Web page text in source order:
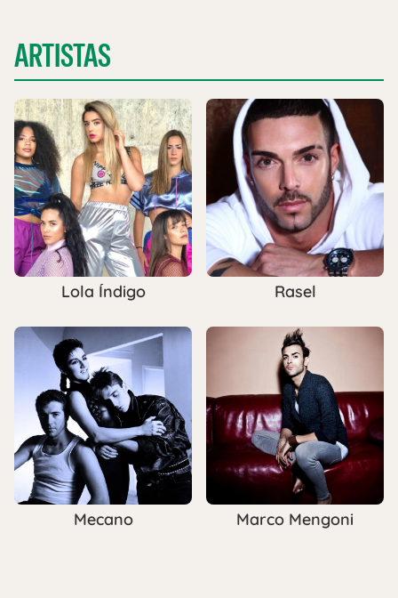
ARTISTAS
Lola Índigo Rasel
Mecano Marco Mengoni